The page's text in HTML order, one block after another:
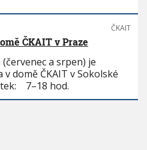
ČKAIT
ČKAIT v Praze
a srpen) je
domě ČKAIT v Sokolské
7–18 hod.